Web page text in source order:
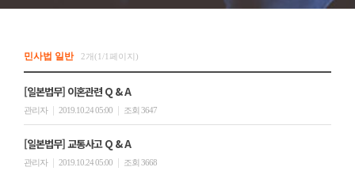
민사법 일반 2개(1/1페이지)
[일본법무] 이혼관련 Q & A
관리자 | 2019.10.24 05:00 | 조회 3647
[일본법무] 교통사고 Q & A
관리자 | 2019.10.24 05:00 | 조회 3668